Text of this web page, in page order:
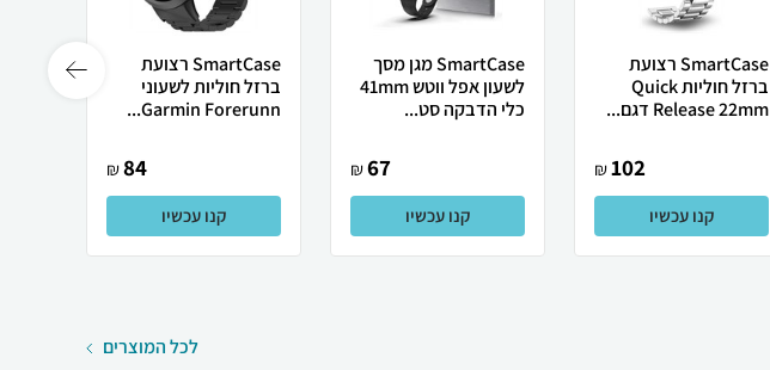
SmartCase רצועת
ברזל חוליות Quick
Release 22mm דגם...
102
₪
קנו עכשיו
SmartCase מגן מסך
לשעון אפל ווטש 41mm
כלי הדבקה סט...
67
₪
קנו עכשיו
SmartCase רצועת
ברזל חוליות לשעוני
Garmin Forerunn...
84
₪
קנו עכשיו
לכל המוצרים